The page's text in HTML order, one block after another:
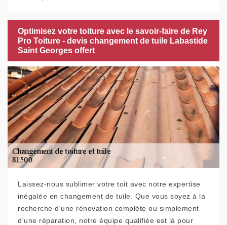
Optimisez votre toiture avec le savoir-faire de Rey
Pro Toiture - devis changement de tuile Labastide
Saint Georges offert
Laissez-nous sublimer votre toit avec notre expertise
inégalée en changement de tuile. Que vous soyez à la
recherche d'une rénovation complète ou simplement
d'une réparation, notre équipe qualifiée est là pour